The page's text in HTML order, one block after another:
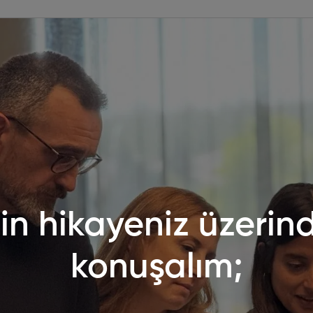
hikayeniz
konuşalım;